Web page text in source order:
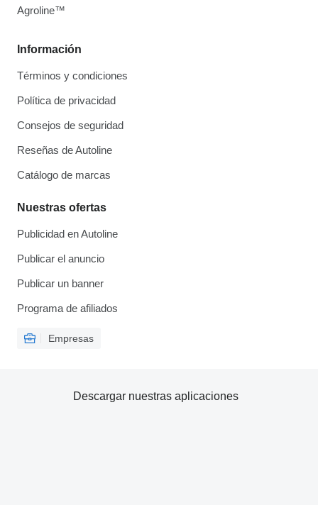
Información
Términos y condiciones
Política de privacidad
Consejos de seguridad
Reseñas de Autoline
Catálogo de marcas
Nuestras ofertas
Publicidad en Autoline
Publicar el anuncio
Publicar un banner
Programa de afiliados
Empresas
Agroline™
Descargar nuestras aplicaciones